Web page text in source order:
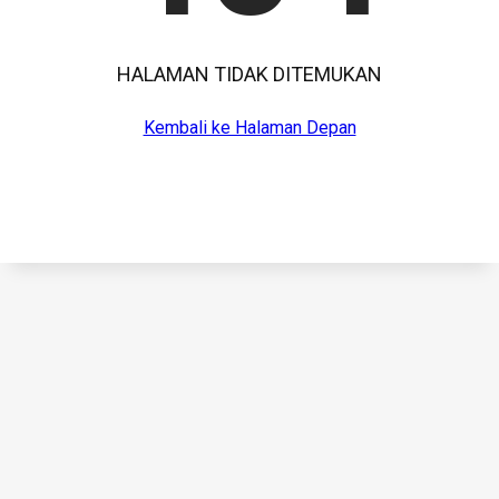
HALAMAN TIDAK DITEMUKAN
Kembali ke Halaman Depan